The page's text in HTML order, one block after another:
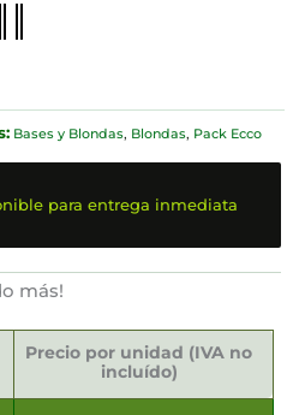
Bases y Blondas, Blondas, Pack Ecco
para entrega inmediata
más!
Precio por unidad (IVA no
incluído)